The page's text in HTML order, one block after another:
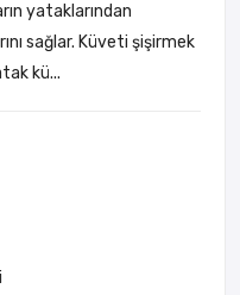
yataklarından
sağlar. Küveti şişirmek
kü...